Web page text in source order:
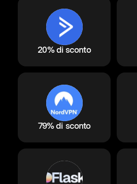
20% di sconto
79% di sconto